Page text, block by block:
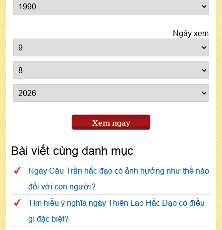
Ngày xem
Xem ngay
Bài viết cùng danh mục
Ngày Câu Trần hắc đạo có ảnh hưởng như thế nào
đối với con người?
Tìm hiểu ý nghĩa ngày Thiên Lao Hắc Đạo có điều
gì đặc biệt?